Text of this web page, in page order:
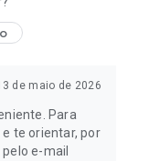
de maio de 2026
Para
te orientar, por
e-mail